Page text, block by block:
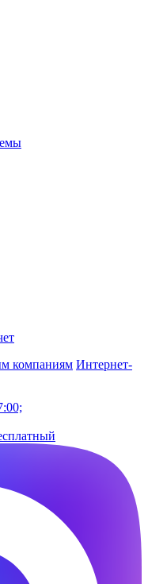
компаниям Интернет-